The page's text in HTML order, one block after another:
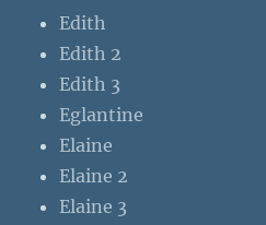
Edith
Edith 2
Edith 3
Eglantine
Elaine
Elaine 2
Elaine 3